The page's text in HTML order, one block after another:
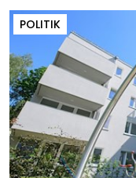
POLITIK